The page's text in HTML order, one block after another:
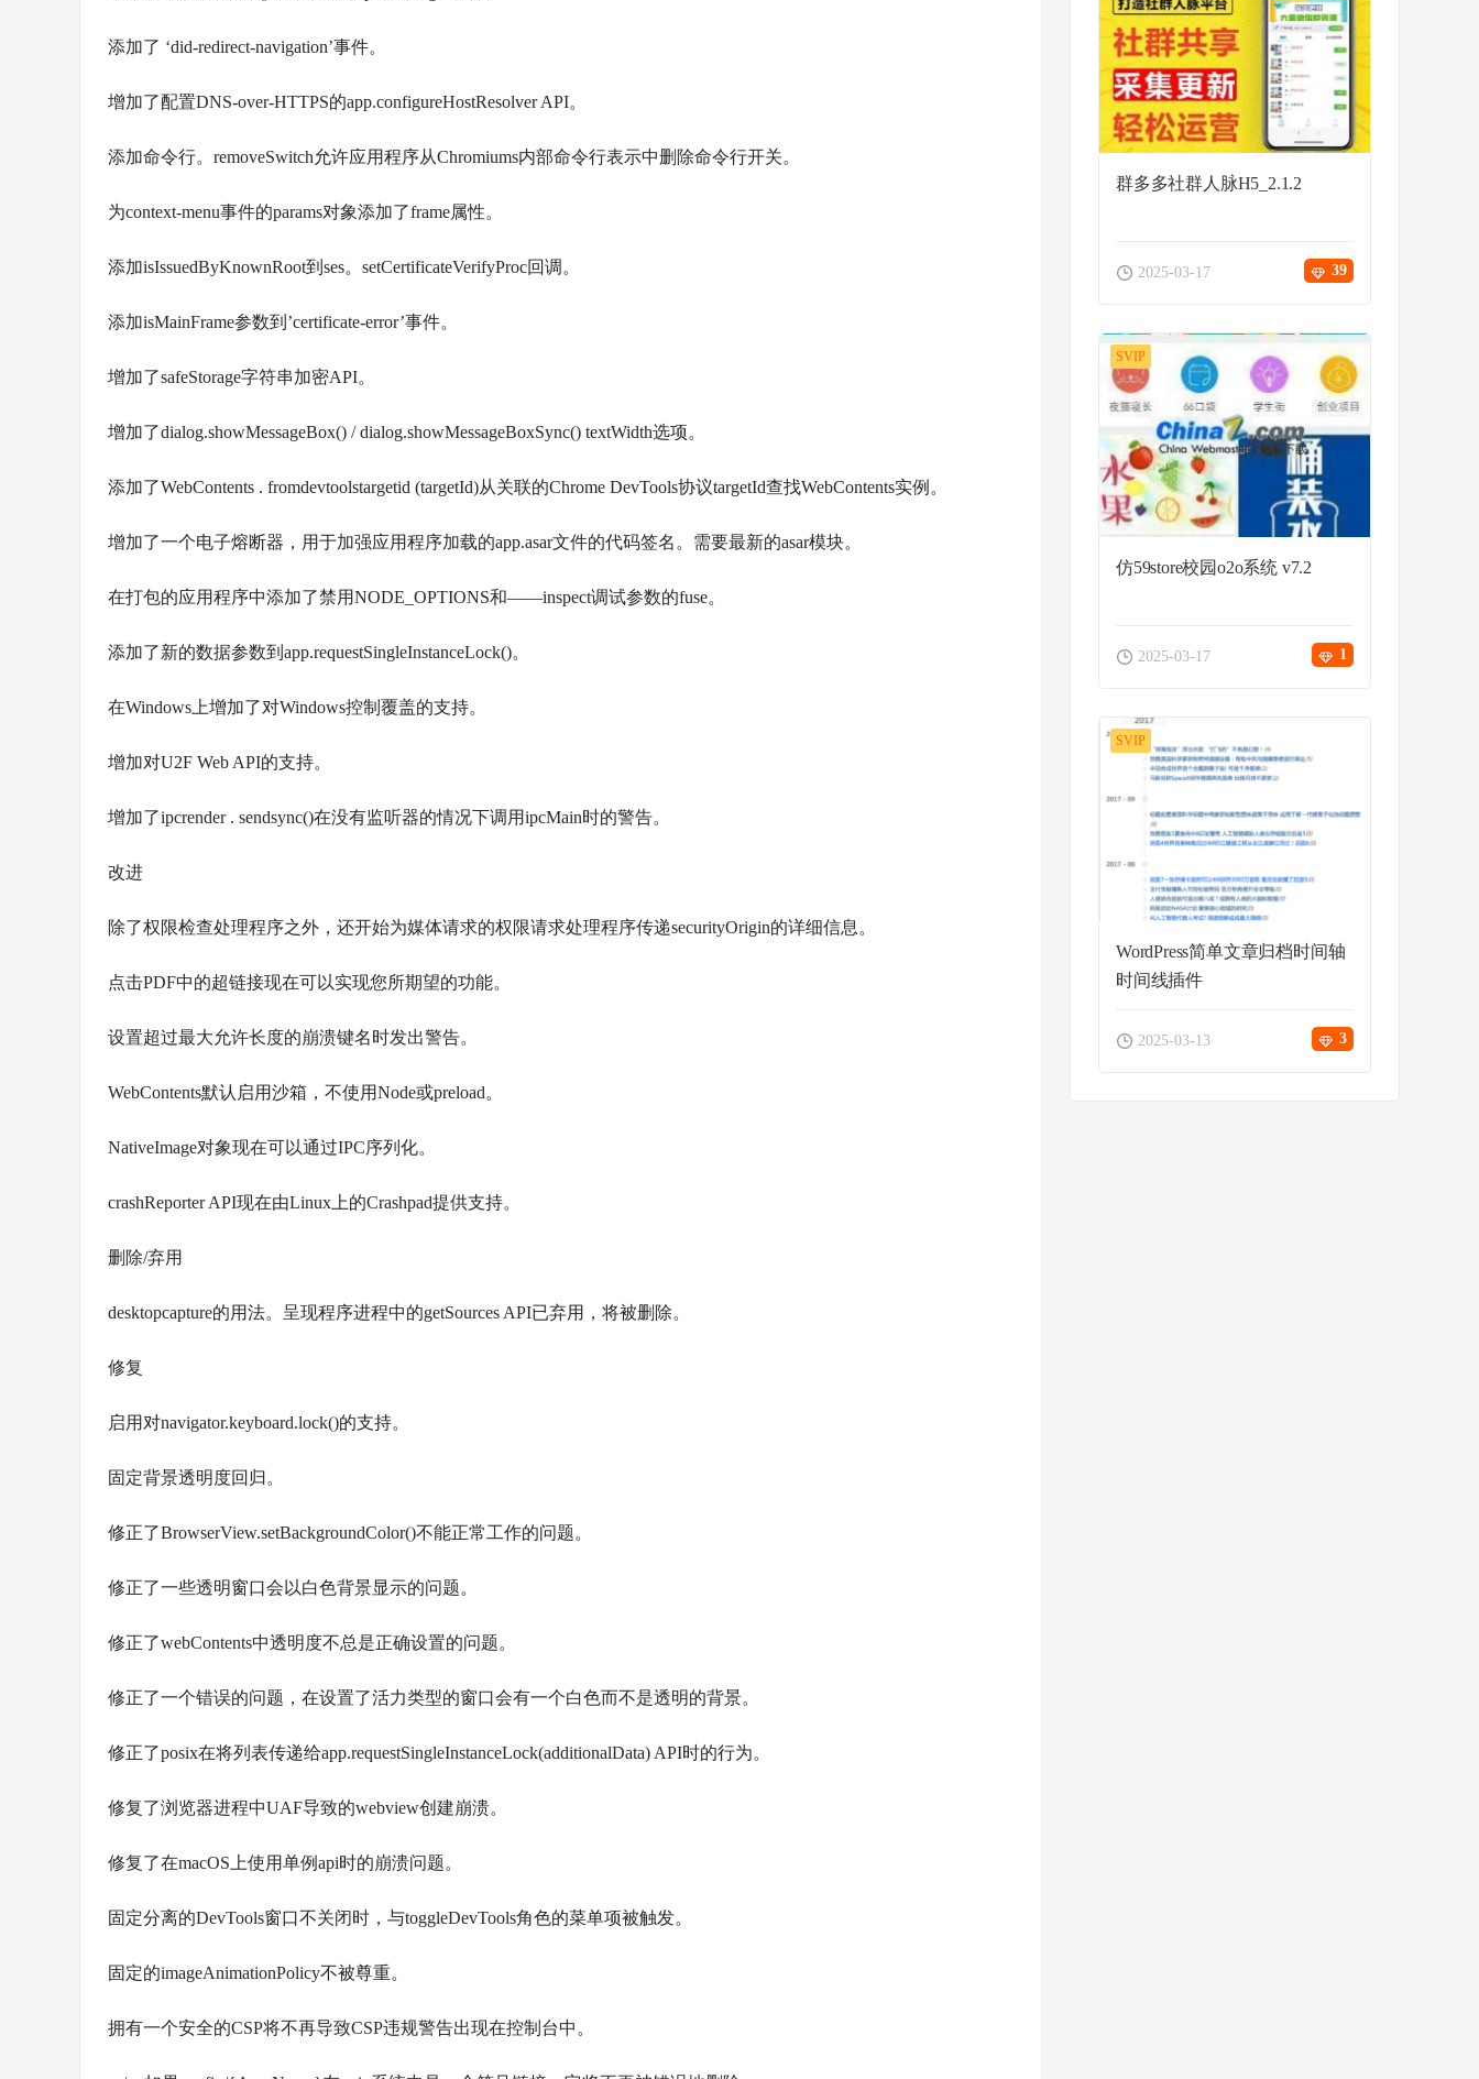
添加了 ‘did-redirect-navigation’事件。
增加了配置DNS-over-HTTPS的app.configureHostResolver API。
添加命令行。removeSwitch允许应用程序从Chromiums内部命令行表示中删除命令行开关。
为context-menu事件的params对象添加了frame属性。
添加isIssuedByKnownRoot到ses。setCertificateVerifyProc回调。
添加isMainFrame参数到’certificate-error’事件。
增加了safeStorage字符串加密API。
增加了dialog.showMessageBox() / dialog.showMessageBoxSync() textWidth选项。
添加了WebContents . fromdevtoolstargetid (targetId)从关联的Chrome DevTools协议targetId查找WebContents实例。
增加了一个电子熔断器，用于加强应用程序加载的app.asar文件的代码签名。需要最新的asar模块。
在打包的应用程序中添加了禁用NODE_OPTIONS和——inspect调试参数的fuse。
添加了新的数据参数到app.requestSingleInstanceLock()。
在Windows上增加了对Windows控制覆盖的支持。
增加对U2F Web API的支持。
增加了ipcrender . sendsync()在没有监听器的情况下调用ipcMain时的警告。
改进
除了权限检查处理程序之外，还开始为媒体请求的权限请求处理程序传递securityOrigin的详细信息。
点击PDF中的超链接现在可以实现您所期望的功能。
设置超过最大允许长度的崩溃键名时发出警告。
WebContents默认启用沙箱，不使用Node或preload。
NativeImage对象现在可以通过IPC序列化。
crashReporter API现在由Linux上的Crashpad提供支持。
删除/弃用
desktopcapture的用法。呈现程序进程中的getSources API已弃用，将被删除。
修复
启用对navigator.keyboard.lock()的支持。
固定背景透明度回归。
修正了BrowserView.setBackgroundColor()不能正常工作的问题。
修正了一些透明窗口会以白色背景显示的问题。
修正了webContents中透明度不总是正确设置的问题。
修正了一个错误的问题，在设置了活力类型的窗口会有一个白色而不是透明的背景。
修正了posix在将列表传递给app.requestSingleInstanceLock(additionalData) API时的行为。
修复了浏览器进程中UAF导致的webview创建崩溃。
修复了在macOS上使用单例api时的崩溃问题。
固定分离的DevTools窗口不关闭时，与toggleDevTools角色的菜单项被触发。
固定的imageAnimationPolicy不被尊重。
拥有一个安全的CSP将不再导致CSP违规警告出现在控制台中。
群多多社群人脉H5_2.1.2
2025-03-17 39
SVIP
仿59store校园o2o系统 v7.2
2025-03-17 1
SVIP
WordPress简单文章归档时间轴
时间线插件
2025-03-13 3